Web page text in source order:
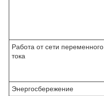
Работа от сети переменного
тока
Энергосбережение